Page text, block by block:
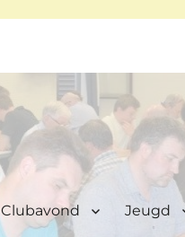
Clubavond Jeugd